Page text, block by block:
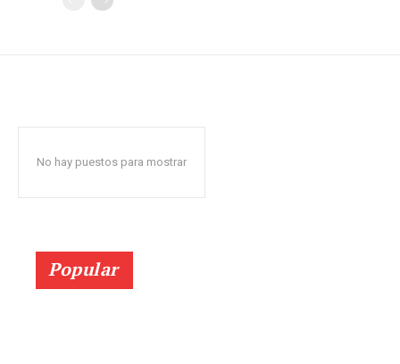
No hay puestos para mostrar
Popular